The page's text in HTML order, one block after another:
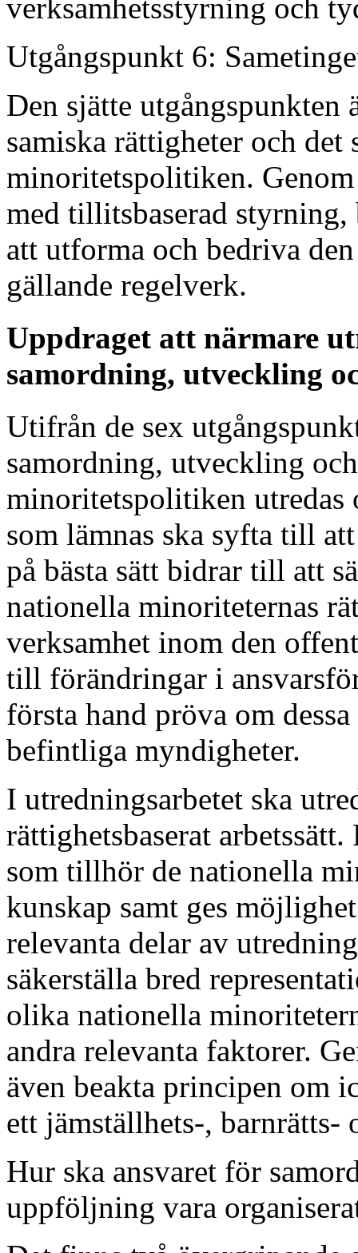
verksamhetsstyrning och
Utgångspunkt 6:
Den sjätte utgångspunkten
samiska rättigheter och
minoritetspolitiken.
med tillitsbaserad
att utforma och bedriva
gällande regelverk.
Uppdraget att närmare
samordning, utveckling
Utifrån de sex
samordning, utveckling
minoritetspolitiken utredas
som lämnas ska syfta till
på bästa sätt bidrar till att
nationella minoriteternas
verksamhet inom den
till förändringar i
första hand pröva om
befintliga myndigheter.
I utredningsarbetet ska
rättighetsbaserat
som tillhör de nationella
kunskap samt ges
relevanta delar av
säkerställa bred
olika nationella
andra relevanta faktorer.
även beakta principen om
ett jämställhets-,
Hur ska ansvaret för
uppföljning vara